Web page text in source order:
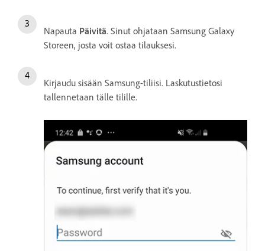
Napauta Päivitä. Sinut ohjataan Samsung Galaxy
Storeen, josta voit ostaa tilauksesi.
Kirjaudu sisään Samsung-tiliisi. Laskutustietosi
tallennetaan tälle tilille.